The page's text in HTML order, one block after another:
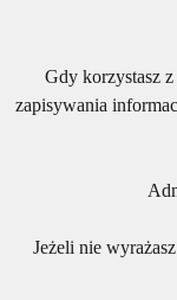
Gdy korzystasz
zapisywania
Jeżeli nie